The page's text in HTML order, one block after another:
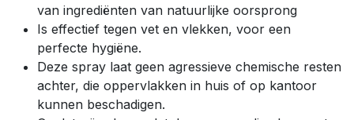
van ingrediënten van natuurlijke oorsprong
Is effectief tegen vet en vlekken, voor een
perfecte hygiëne.
Deze spray laat geen agressieve chemische resten
achter, die oppervlakken in huis of op kantoor
kunnen beschadigen.